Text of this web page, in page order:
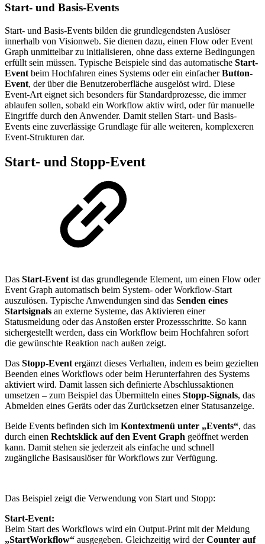
Start- und Basis-Events
Start- und Basis-Events bilden die grundlegendsten Auslöser
innerhalb von Visionweb. Sie dienen dazu, einen Flow oder Event
Graph unmittelbar zu initialisieren, ohne dass externe Bedingungen
erfüllt sein müssen. Typische Beispiele sind das automatische Start-
Event beim Hochfahren eines Systems oder ein einfacherButton-
Event, der über die Benutzeroberfläche ausgelöst wird. Diese
Event-Art eignet sich besonders für Standardprozesse, die immer
ablaufen sollen, sobald ein Workflow aktiv wird, oder für manuelle
Eingriffe durch den Anwender. Damit stellen Start- und Basis-
Events eine zuverlässige Grundlage für alle weiteren, komplexeren
Event-Strukturen dar.
Start- und Stopp-Event
Das Start-Event ist das grundlegende Element, um einen Flow oder
Event Graph automatisch beim System- oder Workflow-Start
auszulösen. Typische Anwendungen sind das Senden eines
Startsignals an externe Systeme, das Aktivieren einer
Statusmeldung oder das Anstoßen erster Prozessschritte. So kann
sichergestellt werden, dass ein Workflow beim Hochfahren sofort
die gewünschte Reaktion nach außen zeigt.
Das Stopp-Event ergänzt dieses Verhalten, indem es beim gezielten
Beenden eines Workflows oder beim Herunterfahren des Systems
aktiviert wird. Damit lassen sich definierte Abschlussaktionen
umsetzen – zum Beispiel das Übermitteln eines Stopp-Signals, das
Abmelden eines Geräts oder das Zurücksetzen einer Statusanzeige.
Beide Events befinden sich im Kontextmenü unter „Events“, das
durch einen Rechtsklick auf den Event Graph geöffnet werden
kann. Damit stehen sie jederzeit als einfache und schnell
zugängliche Basisauslöser für Workflows zur Verfügung.
Das Beispiel zeigt die Verwendung von Start und Stopp:
Start-Event:
Beim Start des Workflows wird ein Output-Print mit der Meldung
„StartWorkflow“ ausgegeben. Gleichzeitig wird derCounter auf